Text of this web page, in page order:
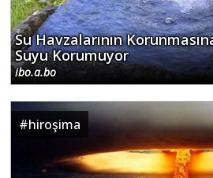
Su Havzalarının
Suyu Korumuyor
ibo.a.bo
#hiroşima